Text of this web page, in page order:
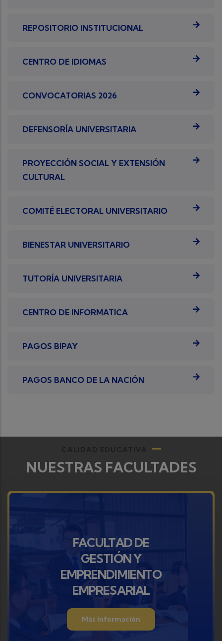
REPOSITORIO INSTITUCIONAL
CENTRO DE IDIOMAS
CONVOCATORIAS 2026
DEFENSORÍA UNIVERSITARIA
PROYECCIÓN SOCIAL Y EXTENSIÓN
CULTURAL
COMITÉ ELECTORAL UNIVERSITARIO
BIENESTAR UNIVERSITARIO
TUTORÍA UNIVERSITARIA
CENTRO DE INFORMATICA
PAGOS BIPAY
PAGOS BANCO DE LA NACIÓN
NUESTRAS FACULTADES
FACULTAD DE
GESTIÓN Y
EMPRENDIMIENTO
EMPRESARIAL
Más Información